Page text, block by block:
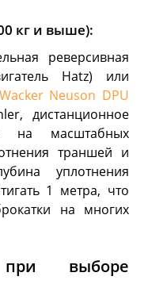
кг и выше):
реверсивная
Hatz) или
Wacker Neuson DPU
дистанционное
на масштабных
траншей и
уплотнения
1 метра, что
на многих
выборе